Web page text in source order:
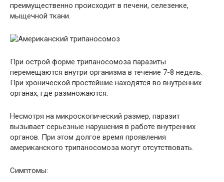
преимущественно происходит в печени, селезенке,
мыщечной ткани.
При острой форме трипаносомоза паразиты
перемещаются внутри организма в течение 7-8 недель.
При хронической простейшие находятся во внутренних
органах, где размножаются.
Несмотря на микроскопический размер, паразит
вызывает серьезные нарушения в работе внутренних
органов. При этом долгое время проявления
американского трипаносомоза могут отсутствовать.
Симптомы: